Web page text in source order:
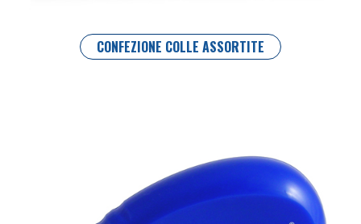
CONFEZIONE COLLE ASSORTITE